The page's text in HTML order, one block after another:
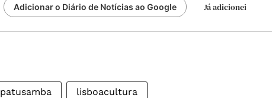
Adicionar o Diário de Notícias ao Google Já adicionei
patusamba lisboacultura